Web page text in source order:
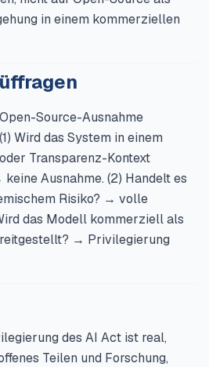
in einem kommerziellen
Source-Ausnahme
Wird das System in einem
Transparenz-Kontext
Ausnahme. (2) Handelt es
Risiko? → volle
das Modell kommerziell als
→ Privilegierung
des AI Act ist real,
Teilen und Forschung,